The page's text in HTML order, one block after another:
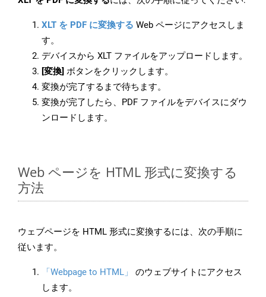
XLT を PDF に変換する Web ページにアクセスしま
す。
デバイスから XLT ファイルをアップロードします。
[変換] ボタンをクリックします。
変換が完了するまで待ちます。
変換が完了したら、PDF ファイルをデバイスにダウ
ンロードします。
Web ページを HTML 形式に変換する
方法
ウェブページを HTML 形式に変換するには、次の手順に
従います。
「Webpage to HTML」
のウェブサイトにアクセス
します。